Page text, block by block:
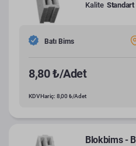
Kalite Standart
Batı Bims
8,80 ₺/Adet
KDV Hariç: 8,00 ₺/Adet
Blokbims -